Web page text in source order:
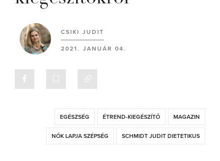
CSIKI JUDIT
2021. JANUÁR 04.
EGÉSZSÉG ÉTREND-KIEGÉSZÍTŐ MAGAZIN
NŐK LAPJA SZÉPSÉG SCHMIDT JUDIT DIETETIKUS